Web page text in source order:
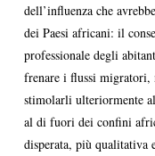
dell’influenza che
dei Paesi africani: il
professionale degli
frenare i flussi migratori,
stimolarli ulteriormente
al di fuori dei confini
disperata, più qualitativa